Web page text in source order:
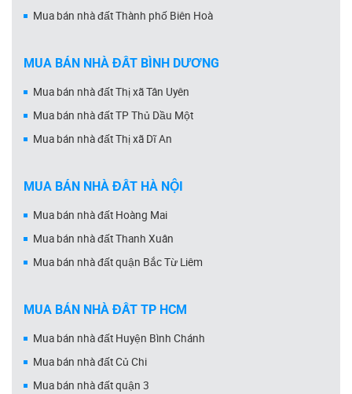
Mua bán nhà đất Thành phố Biên Hoà
MUA BÁN NHÀ ĐẤT BÌNH DƯƠNG
Mua bán nhà đất Thị xã Tân Uyên
Mua bán nhà đất TP Thủ Dầu Một
Mua bán nhà đất Thị xã Dĩ An
MUA BÁN NHÀ ĐẤT HÀ NỘI
Mua bán nhà đất Hoàng Mai
Mua bán nhà đất Thanh Xuân
Mua bán nhà đất quận Bắc Từ Liêm
MUA BÁN NHÀ ĐẤT TP HCM
Mua bán nhà đất Huyện Bình Chánh
Mua bán nhà đất Củ Chi
Mua bán nhà đất quận 3